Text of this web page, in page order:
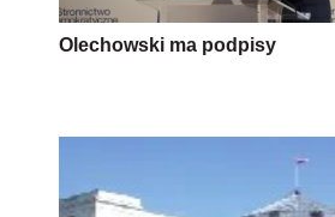
Olechowski ma podpisy